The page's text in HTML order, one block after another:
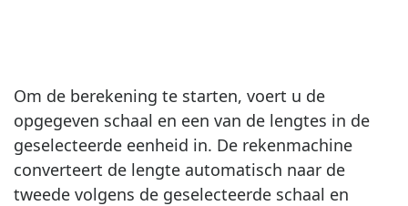
Om de berekening te starten, voert u de
opgegeven schaal en een van de lengtes in de
geselecteerde eenheid in. De rekenmachine
converteert de lengte automatisch naar de
tweede volgens de geselecteerde schaal en